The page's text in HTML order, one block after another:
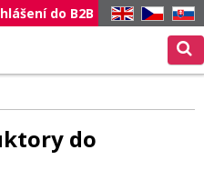
EN CZ SK
do B2B
do